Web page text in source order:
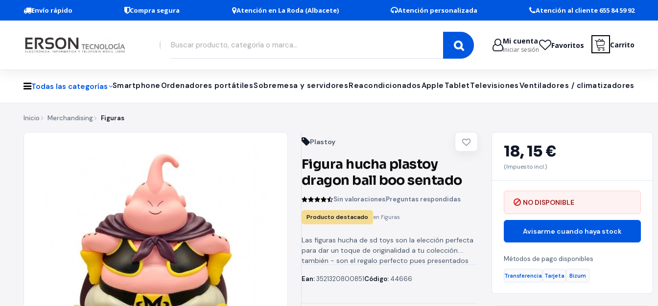
Envío rápido Compra segura Atención en La Roda (Albacete) Atención personalizada Atención al cliente 655 84 59 92
Mi cuenta
Iniciar sesión Favoritos Carrito
Todas las categorías Smartphone Ordenadores portátilesSobremesa y servidoresReacondicionadosApple TabletTelevisionesVentiladores / climatizadores
Inicio Merchandising Figuras
Plastoy
Figura hucha plastoy
dragon ball boo sentado
Sin valoracionesPreguntas respondidas
Producto destacado en Figuras
Las figuras hucha de sd toys son la elección perfecta
para dar un toque de originalidad a tu colección.
también - son el regalo perfecto pues presentados
Ean:3521320800851Código: 44666
18,15 €
(Impuesto incl.)
NO DISPONIBLE
Avisarme cuando haya stock
Métodos de pago disponibles
Transferencia Tarjeta Bizum